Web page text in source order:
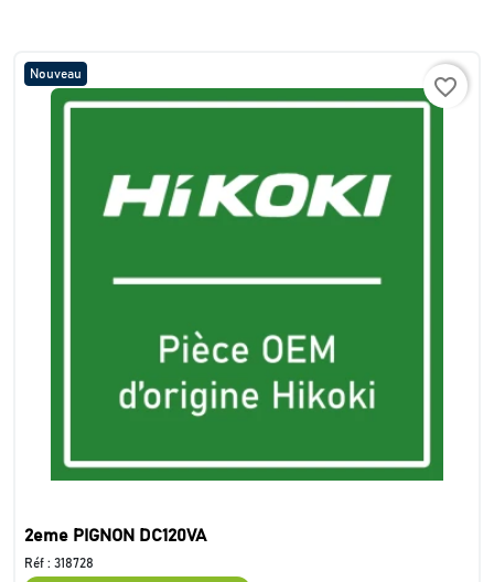
Nouveau
favorite_border
2eme PIGNON DC120VA
Réf : 318728